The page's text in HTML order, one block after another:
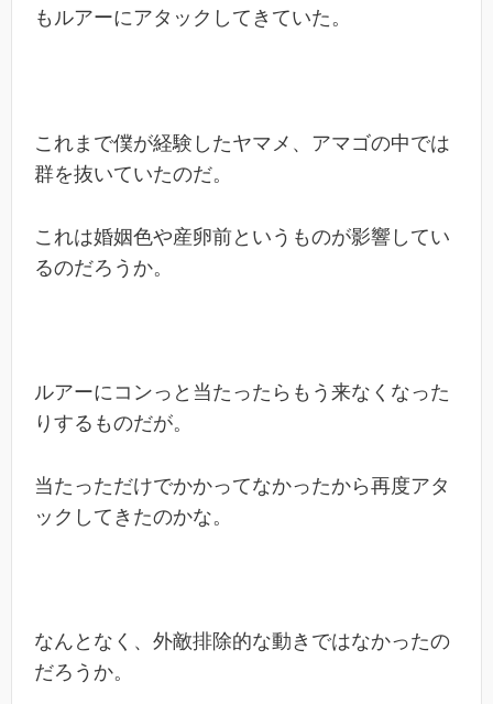
もルアーにアタックしてきていた。
これまで僕が経験したヤマメ、アマゴの中では
群を抜いていたのだ。
これは婚姻色や産卵前というものが影響してい
るのだろうか。
ルアーにコンっと当たったらもう来なくなった
りするものだが。
当たっただけでかかってなかったから再度アタ
ックしてきたのかな。
なんとなく、外敵排除的な動きではなかったの
だろうか。